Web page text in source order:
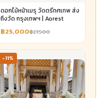
ดอกไม้หน้าเมรุ วัดตรีทศเทพ ส่ง
ถึงวัด กรุงเทพฯ | Aorest
฿25,000฿27,500
-11%